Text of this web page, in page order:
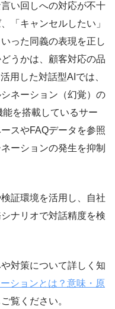
い回しへの対応が不十
「キャンセルしたい」
った同義の表現を正し
うかは、顧客対応の品
用した対話型AIでは、
ネーション（幻覚）の
を搭載しているサー
スやFAQデータを参照
ーションの発生を抑制
証環境を活用し、自社
ナリオで対話精度を検
対策について詳しく知
ションとは？意味・原
覧ください。